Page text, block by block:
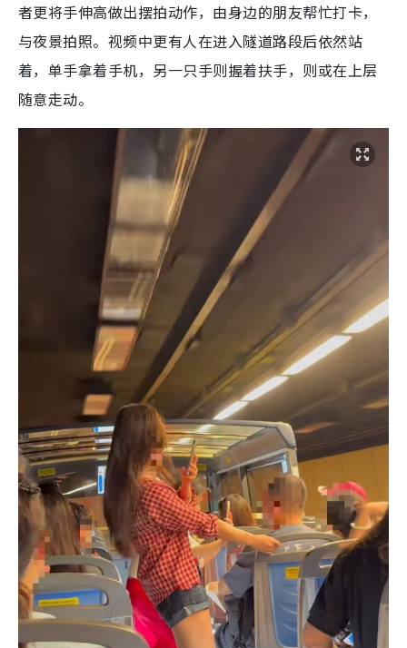
者更将手伸高做出摆拍动作，由身边的朋友帮忙打卡，
与夜景拍照。视频中更有人在进入隧道路段后依然站
着，单手拿着手机，另一只手则握着扶手，则或在上层
随意走动。